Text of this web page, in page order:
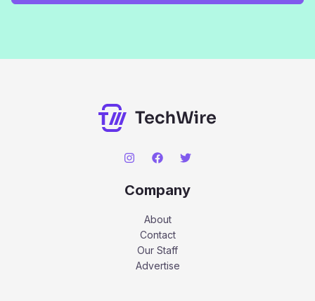
Company
About
Contact
Our Staff
Advertise